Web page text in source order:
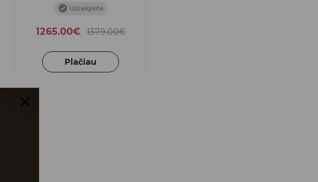
Užsakykite
1265.00€ 1379.00€
Plačiau